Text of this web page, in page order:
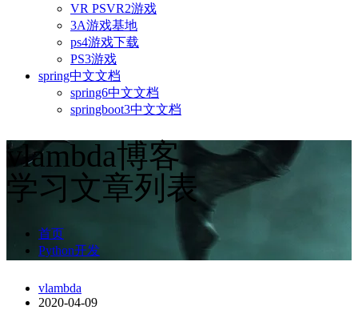
VR PSVR2游戏
3A游戏基地
ps4游戏下载
PS3游戏
spring中文文档
spring6中文文档
springboot3中文文档
vlambda博客
学习文章列表
首页
Python开发
vlambda
2020-04-09